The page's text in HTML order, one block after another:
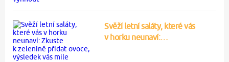
Svěží letní saláty, které vás
v horku neunaví:…